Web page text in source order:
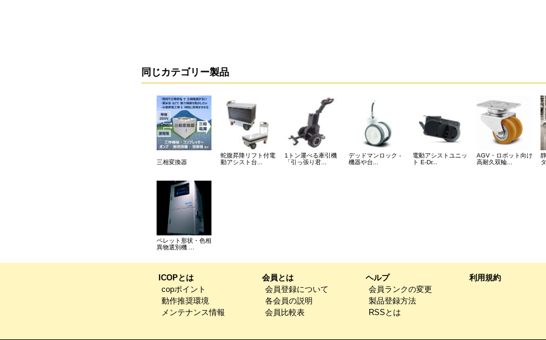
同じカテゴリー製品
三相変換器
蛇腹昇降リフト付電
動アシスト台...
1トン運べる牽引機
「引っ張り君...
デッドマンロック -
機器や台...
電動アシストユニッ
ト E-Dr...
AGV・ロボット向け
高耐久双輪...
ペレット形状・色相
異物選別機 ...
ICOPとは
copポイント
動作推奨環境
メンテナンス情報
会員とは
会員登録について
各会員の説明
会員比較表
ヘルプ
会員ランクの変更
製品登録方法
RSSとは
利用規約